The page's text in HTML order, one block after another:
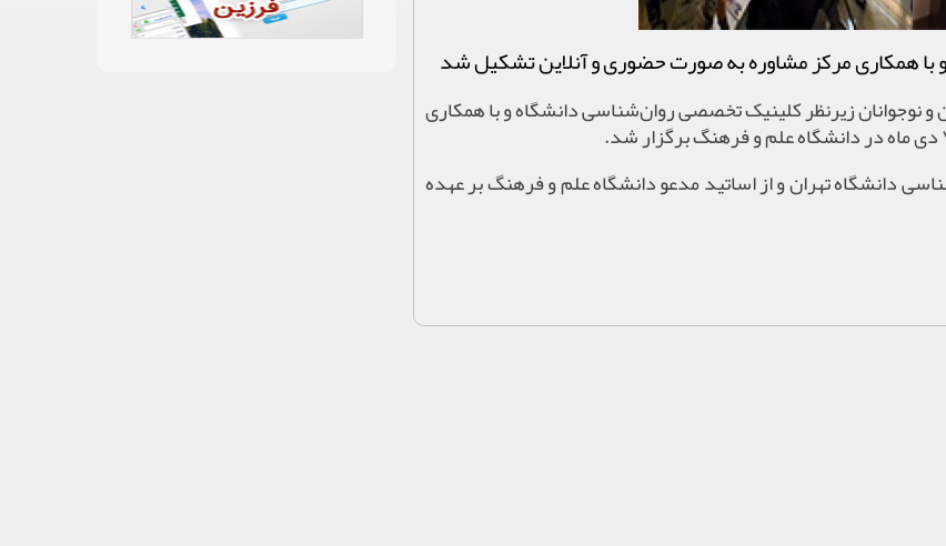
با همکاری مرکز مشاوره به صورت حضوری و آنلاین تشکیل شد
نوجوانان زیرنظر کلینیک تخصصی روان‌شناسی دانشگاه و با همکاری
دانشگاه تهران و از اساتید مدعو دانشگاه علم و فرهنگ بر عهده